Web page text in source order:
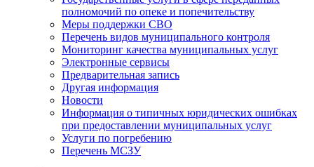
полномочий по опеке и попечительству
Меры поддержки СВО
Перечень видов муниципального контроля
Мониторинг качества муниципальных услуг
Электронные сервисы
Предварительная запись
Другая информация
Новости
Информация о типичных юридических ошибках
при предоставлении муниципальных услуг
Услуги по погребению
Перечень МСЗУ